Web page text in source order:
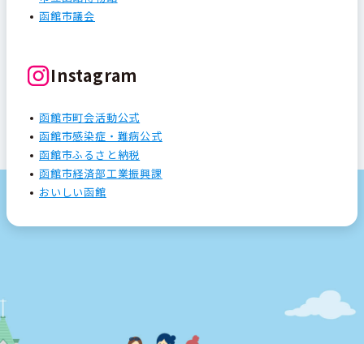
函館市議会
Instagram
函館市町会活動公式
函館市感染症・難病公式
函館市ふるさと納税
函館市経済部工業振興課
おいしい函館